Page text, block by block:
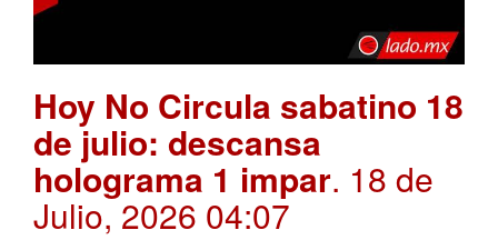
Hoy No Circula sabatino 18
de julio: descansa
holograma 1 impar. 18 de
Julio, 2026 04:07